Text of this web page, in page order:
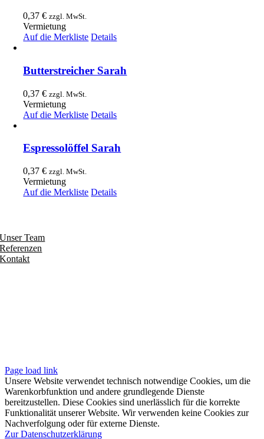
0,37€ zzgl. MwSt.
Vermietung
Auf die Merkliste Details
Butterstreicher Sarah
0,37€ zzgl. MwSt.
Vermietung
Auf die Merkliste Details
Espressolöffel Sarah
0,37€ zzgl. MwSt.
Vermietung
Auf die Merkliste Details
Unser Team
Referenzen
Kontakt
Page load link
Unsere Website verwendet technisch notwendige Cookies, um die
Warenkorbfunktion und andere grundlegende Dienste
bereitzustellen. Diese Cookies sind unerlässlich für die korrekte
Funktionalität unserer Website. Wir verwenden keine Cookies zur
Nachverfolgung oder für externe Dienste.
Zur Datenschutzerklärung